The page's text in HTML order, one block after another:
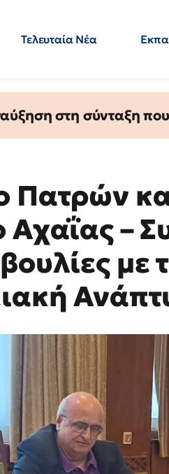
Τελευταία Νέα
στη σύνταξη που
Πατρών
Αχαΐας –
με